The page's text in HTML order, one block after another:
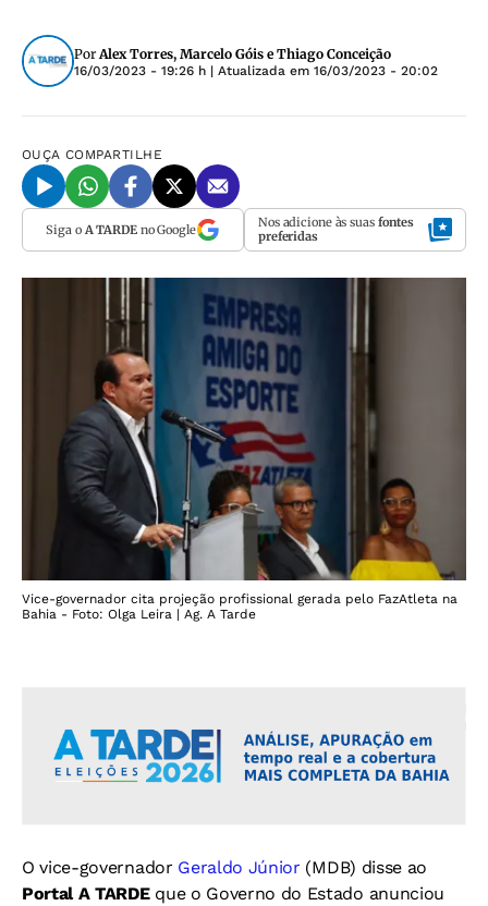
PorAlex Torres, Marcelo Góis e Thiago Conceição
16/03/2023 - 19:26 h | Atualizada em 16/03/2023 - 20:02
OUÇA COMPARTILHE
Siga o A TARDEno Google Nos adicione às suas fontes
preferidas
Vice-governador cita projeção profissional gerada pelo FazAtleta na
Bahia - Foto: Olga Leira | Ag. A Tarde
O vice-governador Geraldo Júnior (MDB) disse ao
Portal A TARDEque o Governo do Estado anunciou